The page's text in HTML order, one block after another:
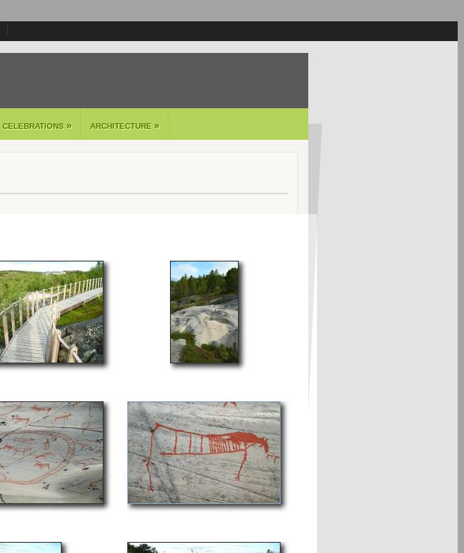
CELEBRATIONS » ARCHITECTURE »